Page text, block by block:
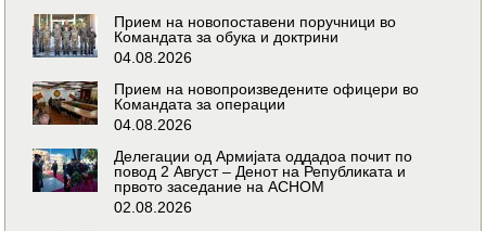
Прием на новопоставени поручници во
Командата за обука и доктрини
04.08.2026
Прием на новопроизведените офицери во
Командата за операции
04.08.2026
Делегации од Армијата оддадоа почит по
повод 2 Август – Денот на Републиката и
првото заседание на АСНОМ
02.08.2026